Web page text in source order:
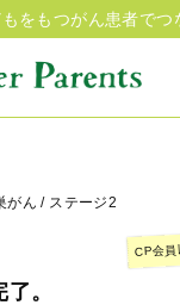
もをもつがん患者でつ
がん / ステージ2
。
CP会